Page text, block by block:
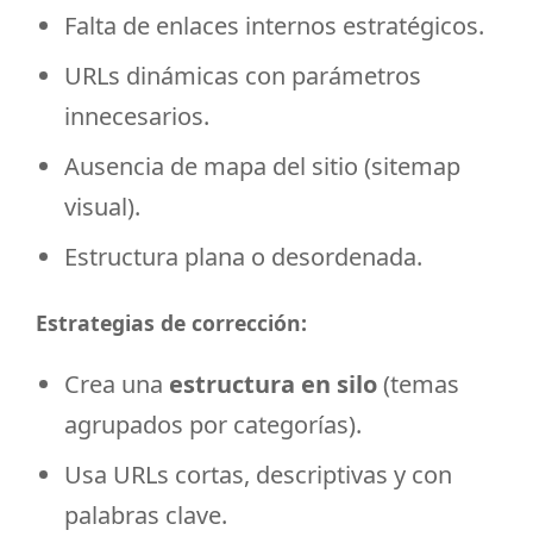
Falta de enlaces internos estratégicos.
URLs dinámicas con parámetros
innecesarios.
Ausencia de mapa del sitio (sitemap
visual).
Estructura plana o desordenada.
Estrategias de corrección:
Crea una estructura en silo(temas
agrupados por categorías).
Usa URLs cortas, descriptivas y con
palabras clave.